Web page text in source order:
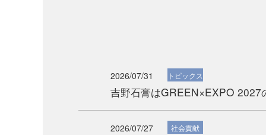
2026/07/31 トピックス
吉野石膏はGREEN×EXPO 2027
2026/07/27 社会貢献